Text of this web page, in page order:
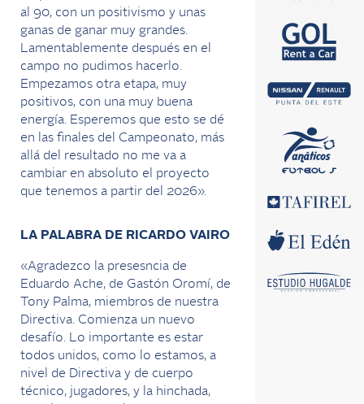
al 90, con un positivismo y unas
ganas de ganar muy grandes.
Lamentablemente después en el
campo no pudimos hacerlo.
Empezamos otra etapa, muy
positivos, con una muy buena
energía. Esperemos que esto se dé
en las finales del Campeonato, más
allá del resultado no me va a
cambiar en absoluto el proyecto
que tenemos a partir del 2026».
LA PALABRA DE RICARDO VAIRO
«Agradezco la presesncia de
Eduardo Ache, de Gastón Oromí, de
Tony Palma, miembros de nuestra
Directiva. Comienza un nuevo
desafío. Lo importante es estar
todos unidos, como lo estamos, a
nivel de Directiva y de cuerpo
técnico, jugadores, y la hinchada,